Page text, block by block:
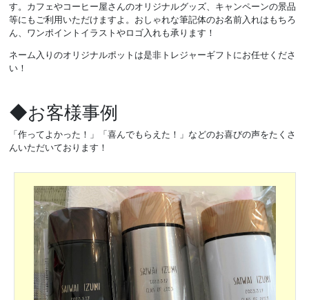
す。カフェやコーヒー屋さんのオリジナルグッズ、キャンペーンの景品
等にもご利用いただけますよ。おしゃれな筆記体のお名前入れはもちろ
ん、ワンポイントイラストやロゴ入れも承ります！
ネーム入りのオリジナルポットは是非トレジャーギフトにお任せくださ
い！
◆お客様事例
「作ってよかった！」「喜んでもらえた！」などのお喜びの声をたくさ
んいただいております！